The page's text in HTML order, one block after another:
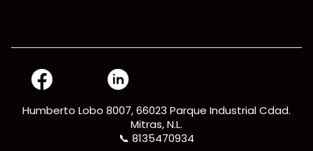
Humberto Lobo 8007, 66023 Parque Industrial Cdad.
Mitras, N.L.
📞 8135470934